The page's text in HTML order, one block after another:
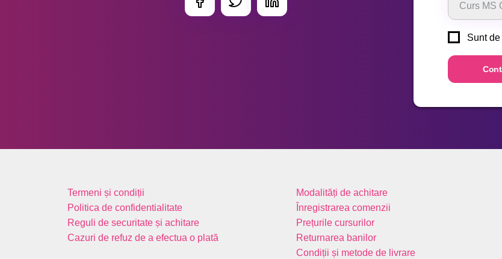
Sunt
Termeni și condiții
Politica de confidentialitate
Reguli de securitate și achitare
Cazuri de refuz de a efectua o plată
Modalități de achitare
Înregistrarea comenzii
Prețurile cursurilor
Returnarea banilor
Condiții și metode de livrare